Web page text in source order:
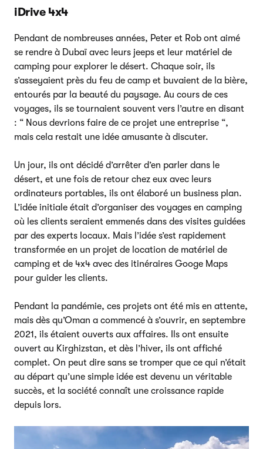
iDrive 4x4
Pendant de nombreuses années, Peter et Rob ont aimé
se rendre à Dubaï avec leurs jeeps et leur matériel de
camping pour explorer le désert. Chaque soir, ils
s’asseyaient près du feu de camp et buvaient de la bière,
entourés par la beauté du paysage. Au cours de ces
voyages, ils se tournaient souvent vers l’autre en disant
: “ Nous devrions faire de ce projet une entreprise “,
mais cela restait une idée amusante à discuter.
Un jour, ils ont décidé d’arrêter d’en parler dans le
désert, et une fois de retour chez eux avec leurs
ordinateurs portables, ils ont élaboré un business plan.
L’idée initiale était d’organiser des voyages en camping
où les clients seraient emmenés dans des visites guidées
par des experts locaux. Mais l’idée s’est rapidement
transformée en un projet de location de matériel de
camping et de 4x4 avec des itinéraires Googe Maps
pour guider les clients.
Pendant la pandémie, ces projets ont été mis en attente,
mais dès qu’Oman a commencé à s’ouvrir, en septembre
2021, ils étaient ouverts aux affaires. Ils ont ensuite
ouvert au Kirghizstan, et dès l’hiver, ils ont affiché
complet. On peut dire sans se tromper que ce qui n’était
au départ qu’une simple idée est devenu un véritable
succès, et la société connaît une croissance rapide
depuis lors.